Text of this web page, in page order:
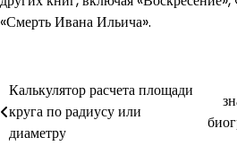
«Смерть Ивана Ильича».
Навигация
по
записям
Калькулятор расчета площади
круга по радиусу или
диаметру